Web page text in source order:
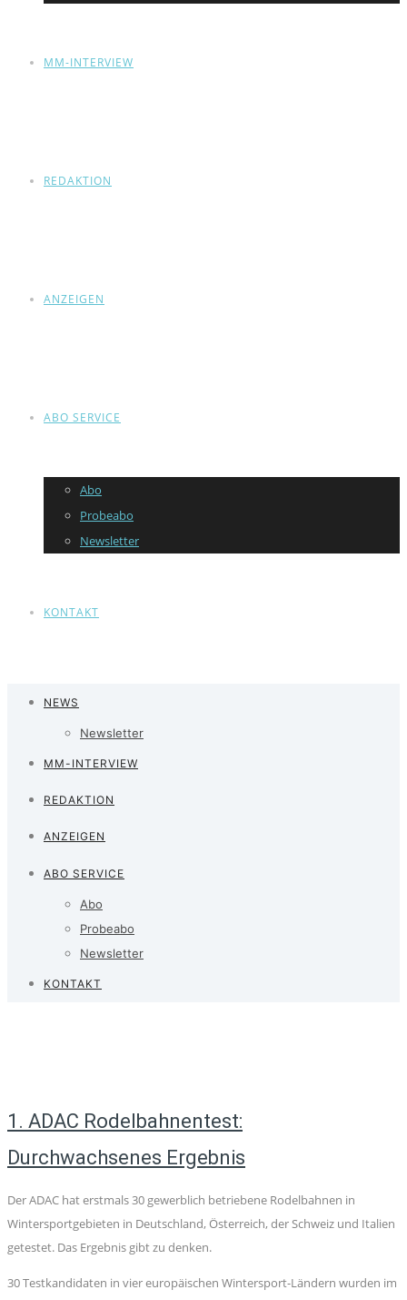
MM-INTERVIEW
REDAKTION
ANZEIGEN
ABO SERVICE
Abo
Probeabo
Newsletter
KONTAKT
NEWS
Newsletter
MM-INTERVIEW
REDAKTION
ANZEIGEN
ABO SERVICE
Abo
Probeabo
Newsletter
KONTAKT
1. ADAC Rodelbahnentest:
Durchwachsenes Ergebnis
Der ADAC hat erstmals 30 gewerblich betriebene Rodelbahnen in
Wintersportgebieten in Deutschland, Österreich, der Schweiz und Italien
getestet. Das Ergebnis gibt zu denken.
30 Testkandidaten in vier europäischen Wintersport-Ländern wurden im